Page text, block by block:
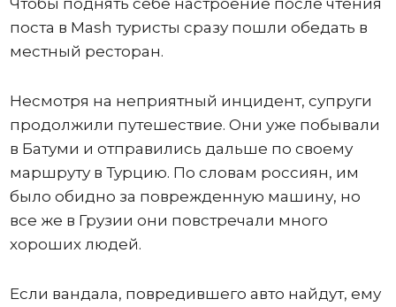
поста в Mash туристы сразу пошли обедать в
местный ресторан.
Несмотря на неприятный инцидент, супруги
продолжили путешествие. Они уже побывали
в Батуми и отправились дальше по своему
маршруту в Турцию. По словам россиян, им
было обидно за поврежденную машину, но
все же в Грузии они повстречали много
хороших людей.
Если вандала, повредившего авто найдут, ему